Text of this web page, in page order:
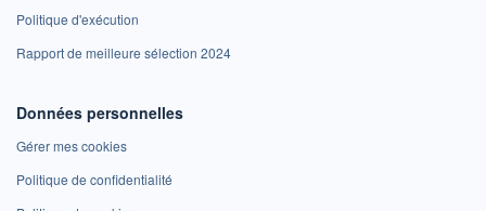
Politique d'exécution
Rapport de meilleure sélection 2024
Données personnelles
Gérer mes cookies
Politique de confidentialité